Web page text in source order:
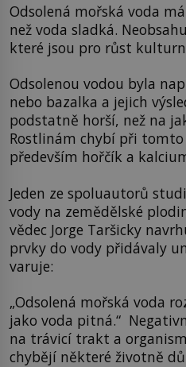
Odsolená mořská voda
než voda sladká.
které jsou pro růst
Odsolenou vodou byla
nebo bazalka a jejich
podstatně horší, než na
Rostlinám chybí při
především hořčík a
Jeden ze spoluautorů
vody na zemědělské
vědec Jorge Taršicky
prvky do vody přidávaly
varuje:
„Odsolená mořská voda
jako voda pitná.“
na trávicí trakt a
chybějí některé životně